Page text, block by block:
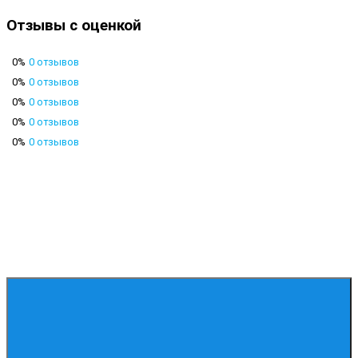
Отзывы с оценкой
0% 0 отзывов
0% 0 отзывов
0% 0 отзывов
0% 0 отзывов
0% 0 отзывов